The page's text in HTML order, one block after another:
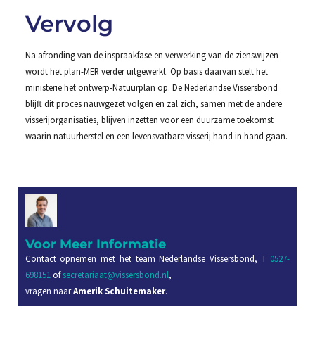
Vervolg
Na afronding van de inspraakfase en verwerking van de zienswijzen
wordt het plan-MER verder uitgewerkt. Op basis daarvan stelt het
ministerie het ontwerp-Natuurplan op. De Nederlandse Vissersbond
blijft dit proces nauwgezet volgen en zal zich, samen met de andere
visserijorganisaties, blijven inzetten voor een duurzame toekomst
waarin natuurherstel en een levensvatbare visserij hand in hand gaan.
Voor Meer Informatie
Contact opnemen met het team Nederlandse Vissersbond, T 0527-
698151 ofsecretariaat@vissersbond.nl,
vragen naarAmerik Schuitemaker.